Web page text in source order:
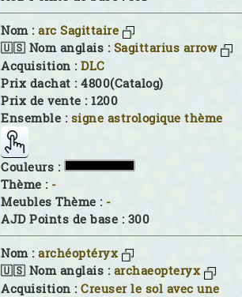
Nom : arc Sagittaire
🇺🇸 Nom anglais : Sagittarius arrow
Acquisition : DLC
Prix dachat : 4800(Catalog)
Prix de vente : 1200
Ensemble : signe astrologique thème
Couleurs :
Thème : -
Meubles Thème : -
AJD Points de base : 300
Nom : archéoptéryx
🇺🇸 Nom anglais : archaeopteryx
Acquisition : Creuser le sol avec une